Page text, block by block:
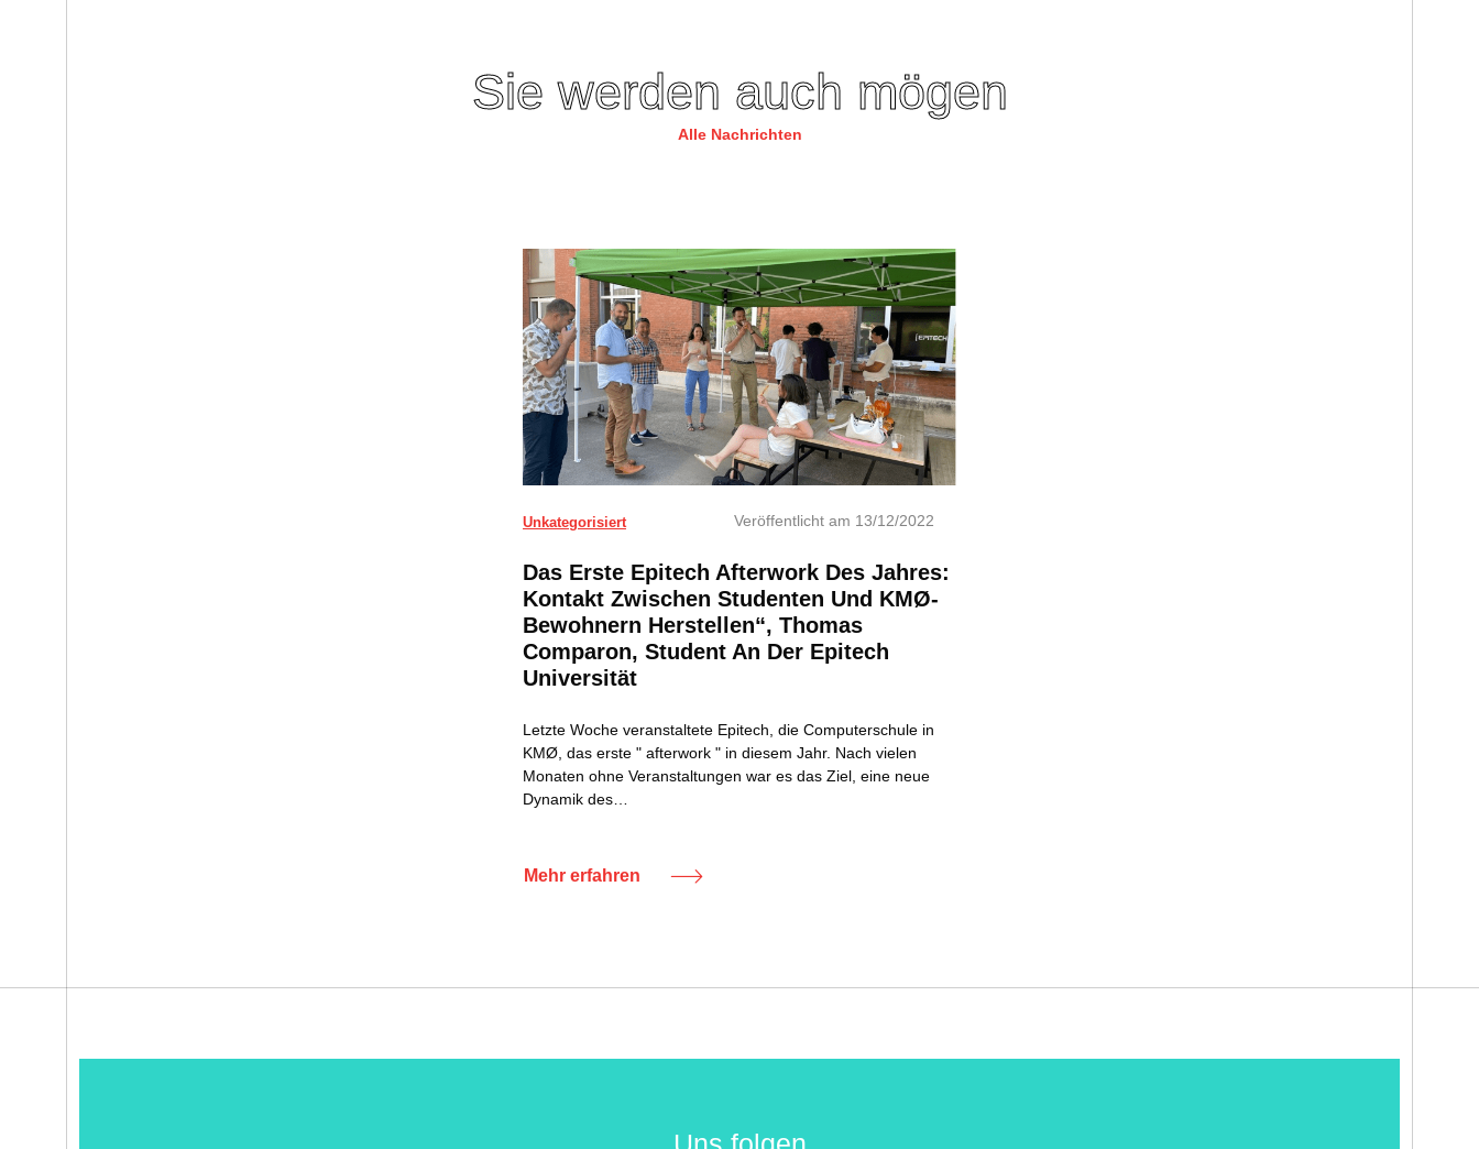
Sie werden auch mögen
Alle Nachrichten
Unkategorisiert Veröffentlicht am 13/12/2022
Das Erste Epitech Afterwork Des Jahres:
Kontakt Zwischen Studenten Und KMØ-
Bewohnern Herstellen“, Thomas
Comparon, Student An Der Epitech
Universität
Letzte Woche veranstaltete Epitech, die Computerschule in
KMØ, das erste " afterwork " in diesem Jahr. Nach vielen
Monaten ohne Veranstaltungen war es das Ziel, eine neue
Dynamik des…
Mehr erfahren